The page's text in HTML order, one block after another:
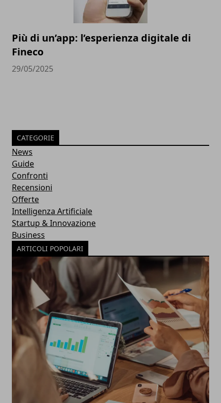
Più di un’app: l’esperienza digitale di
Fineco
29/05/2025
CATEGORIE
News
Guide
Confronti
Recensioni
Offerte
Intelligenza Artificiale
Startup & Innovazione
Business
ARTICOLI POPOLARI